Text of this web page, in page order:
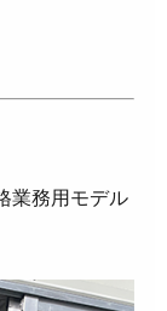
業務用モデル